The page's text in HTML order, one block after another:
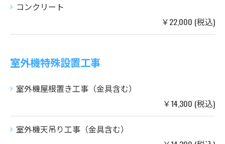
コンクリート
￥22,000 (税込)
室外機特殊設置工事
室外機屋根置き工事（金具含む）
￥14,300 (税込)
室外機天吊り工事（金具含む）